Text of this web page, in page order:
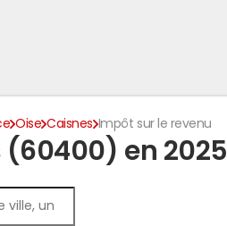
Oise Caisnes Impôt sur le revenu
en 2025